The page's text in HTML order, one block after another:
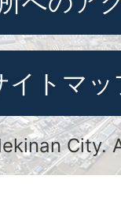
イトマッ
City.